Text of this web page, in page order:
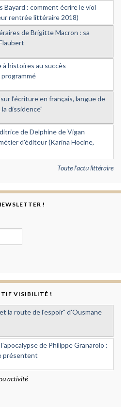
Bayard : comment écrire le viol
rentrée littéraire 2018)
de Brigitte Macron : sa
histoires au succès
l'écriture en français, langue de
dissidence"
de Delphine de Vigan
d'éditeur (Karina Hocine,
Toute l'actu littéraire
!
VISIBILITÉ !
la route de l'espoir" d'Ousmane
de Philippe Granarolo :
présentent
activité